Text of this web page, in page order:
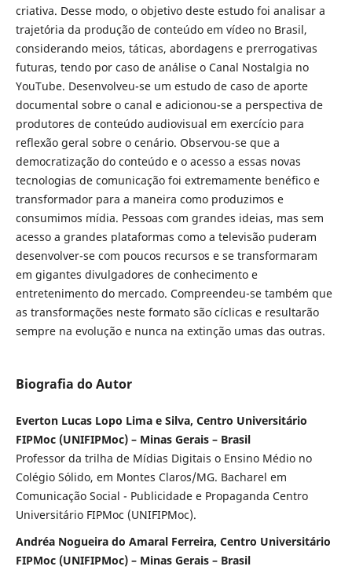
criativa. Desse modo, o objetivo deste estudo foi analisar a
trajetória da produção de conteúdo em vídeo no Brasil,
considerando meios, táticas, abordagens e prerrogativas
futuras, tendo por caso de análise o Canal Nostalgia no
YouTube. Desenvolveu-se um estudo de caso de aporte
documental sobre o canal e adicionou-se a perspectiva de
produtores de conteúdo audiovisual em exercício para
reflexão geral sobre o cenário. Observou-se que a
democratização do conteúdo e o acesso a essas novas
tecnologias de comunicação foi extremamente benéfico e
transformador para a maneira como produzimos e
consumimos mídia. Pessoas com grandes ideias, mas sem
acesso a grandes plataformas como a televisão puderam
desenvolver-se com poucos recursos e se transformaram
em gigantes divulgadores de conhecimento e
entretenimento do mercado. Compreendeu-se também que
as transformações neste formato são cíclicas e resultarão
sempre na evolução e nunca na extinção umas das outras.
Biografia do Autor
Everton Lucas Lopo Lima e Silva, Centro Universitário
FIPMoc (UNIFIPMoc) – Minas Gerais – Brasil
Professor da trilha de Mídias Digitais o Ensino Médio no
Colégio Sólido, em Montes Claros/MG. Bacharel em
Comunicação Social - Publicidade e Propaganda Centro
Universitário FIPMoc (UNIFIPMoc).
Andréa Nogueira do Amaral Ferreira, Centro Universitário
FIPMoc (UNIFIPMoc) – Minas Gerais – Brasil